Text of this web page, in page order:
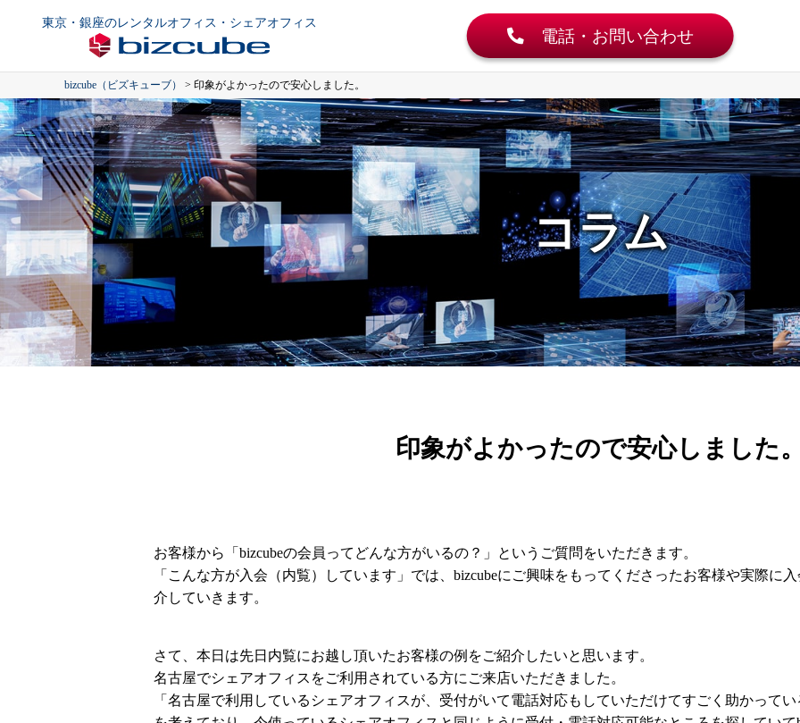
東京・銀座のレンタルオフィス・シェアオフィス
電話・お問い合わせ
bizcube（ビズキューブ） > 印象がよかったので安心しました。
コラム
印象がよかったので安心しました。
お客様から「bizcubeの会員ってどんな方がいるの？」というご質問をいただきます。
「こんな方が入会（内覧）しています」では、bizcubeにご興味をもってくださったお客様や実際に
介していきます。
さて、本日は先日内覧にお越し頂いたお客様の例をご紹介したいと思います。
名古屋でシェアオフィスをご利用されている方にご来店いただきました。
「名古屋で利用しているシェアオフィスが、受付がいて電話対応もしていただけてすごく助かって